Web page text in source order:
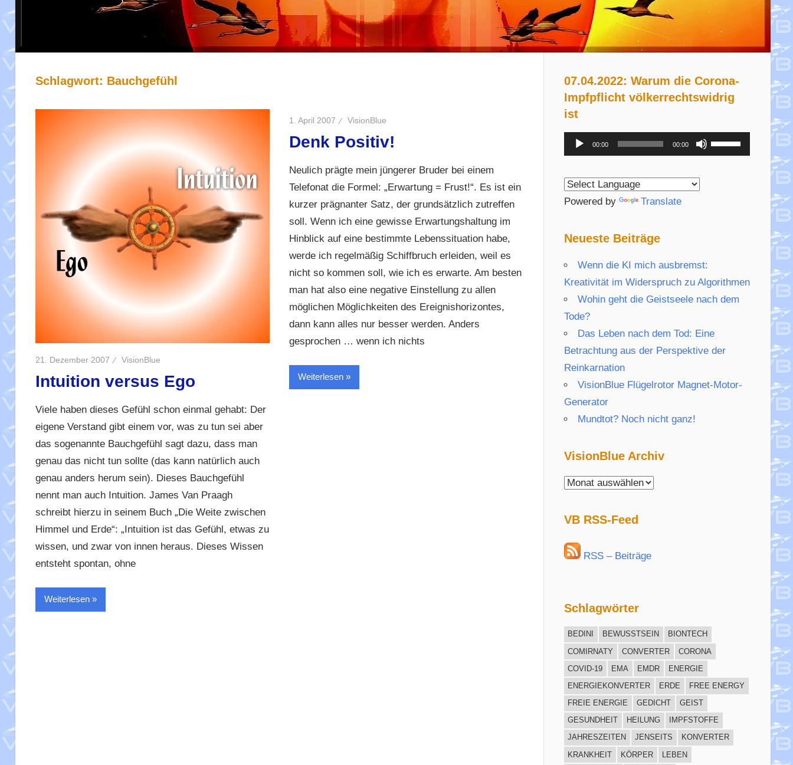
Schlagwort: Bauchgefühl
21. Dezember 2007 VisionBlue
Intuition versus Ego
Viele haben dieses Gefühl schon einmal gehabt: Der
eigene Verstand gibt einem vor, was zu tun sei aber
das sogenannte Bauchgefühl sagt dazu, dass man
genau das nicht tun sollte (das kann natürlich auch
genau anders herum sein). Dieses Bauchgefühl
nennt man auch Intuition. James Van Praagh
schreibt hierzu in seinem Buch „Die Weite zwischen
Himmel und Erde“: „Intuition ist das Gefühl, etwas zu
wissen, und zwar von innen heraus. Dieses Wissen
entsteht spontan, ohne
Weiterlesen
1. April 2007 VisionBlue
Denk Positiv!
Neulich prägte mein jüngerer Bruder bei einem
Telefonat die Formel: „Erwartung = Frust!“. Es ist ein
kurzer prägnanter Satz, der grundsätzlich zutreffen
soll. Wenn ich eine gewisse Erwartungshaltung im
Hinblick auf eine bestimmte Lebenssituation habe,
werde ich regelmäßig Schiffbruch erleiden, weil es
nicht so kommen soll, wie ich es erwarte. Am besten
man hat also eine negative Einstellung zu allen
möglichen Möglichkeiten des Ereignishorizontes,
dann kann alles nur besser werden. Anders
gesprochen … wenn ich nichts
Weiterlesen
07.04.2022: Warum die Corona-
Impfpflicht völkerrechtswidrig
ist
Audio-
Player
00:00 00:00
Pfeiltasten
Hoch/Runter
Powered by Translate
Neueste Beiträge
Wenn die KI mich ausbremst:
Kreativität im Widerspruch zu Algorithmen
Wohin geht die Geistseele nach dem
Tode?
Das Leben nach dem Tod: Eine
Betrachtung aus der Perspektive der
Reinkarnation
VisionBlue Flügelrotor Magnet-Motor-
Generator
Mundtot? Noch nicht ganz!
VisionBlue Archiv
VisionBlue
VB RSS-Feed
RSS – Beiträge
Schlagwörter
BEDINI BEWUSSTSEIN
BIONTECH
COMIRNATY
CONVERTER
CORONA
COVID-19
EMA EMDR
ENERGIE
ENERGIEKONVERTER
ERDE
FREE ENERGY
FREIE ENERGIE
GEDICHT
GEIST
GESUNDHEIT
HEILUNG
IMPFSTOFFE
JAHRESZEITEN
JENSEITS
KONVERTER
KRANKHEIT
KÖRPER
LEBEN